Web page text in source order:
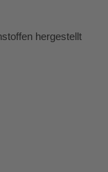
hergestellt